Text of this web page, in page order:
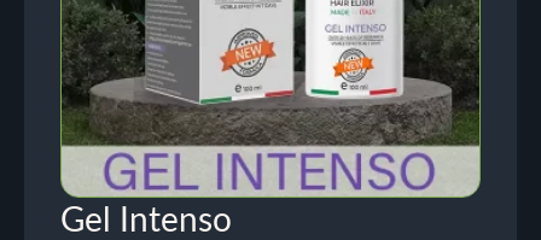
Gel Intenso